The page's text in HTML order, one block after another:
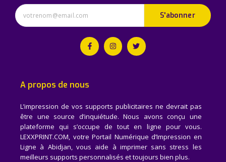
S'abonner
A propos de nous
L’impression de vos supports publicitaires ne devrait pas
être une source d’inquiétude. Nous avons conçu une
plateforme qui s’occupe de tout en ligne pour vous.
LEXXPRINT.COM, votre Portail Numérique d’Impression en
Ligne à Abidjan, vous aide à imprimer sans stress les
meilleurs supports personnalisés et toujours bien plus.